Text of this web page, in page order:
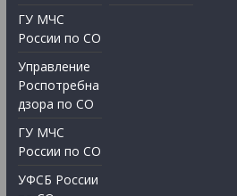
ГУ МЧС
России по СО
Управление
Роспотребна
дзора по СО
ГУ МЧС
России по СО
УФСБ России